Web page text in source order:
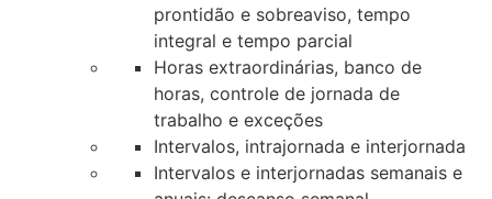
prontidão e sobreaviso, tempo
integral e tempo parcial
Horas extraordinárias, banco de
horas, controle de jornada de
trabalho e exceções
Intervalos, intrajornada e interjornada
Intervalos e interjornadas semanais e